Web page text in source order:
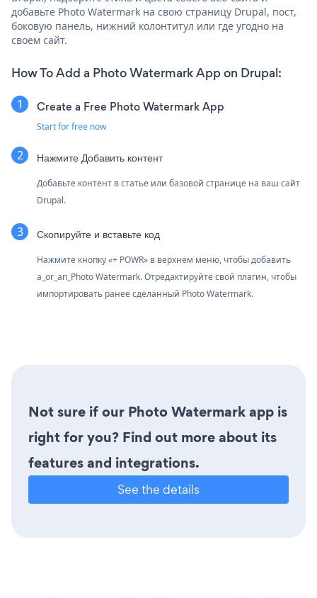
добавьте Photo Watermark на свою страницу Drupal, пост,
боковую панель, нижний колонтитул или где угодно на
своем сайт.
How To Add a Photo Watermark App on Drupal:
Create a Free Photo Watermark App
Start for free now
Нажмите Добавить контент
Добавьте контент в статье или базовой странице на ваш сайт
Drupal.
Скопируйте и вставьте код
Нажмите кнопку «+ POWR» в верхнем меню, чтобы добавить
a_or_an_Photo Watermark. Отредактируйте свой плагин, чтобы
импортировать ранее сделанный Photo Watermark.
Not sure if our Photo Watermark app is
right for you? Find out more about its
features and integrations.
See the details